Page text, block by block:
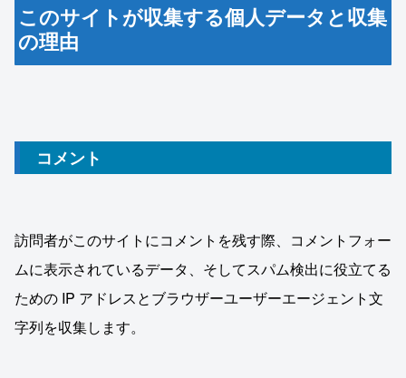
このサイトが収集する個人データと収集
の理由
コメント
訪問者がこのサイトにコメントを残す際、コメントフォー
ムに表示されているデータ、そしてスパム検出に役立てる
ための IP アドレスとブラウザーユーザーエージェント文
字列を収集します。